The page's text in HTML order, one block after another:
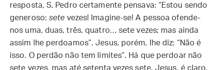
resposta, S. Pedro certamente pensava: “Estou sendo
generoso: sete vezes! Imagine-se! A pessoa ofende-
nos uma, duas, três, quatro… sete vezes; mas ainda
assim lhe perdoamos”. Jesus, porém, lhe diz: “Não é
isso. O perdão não tem limites”. Há que perdoar não
sete vezes, mas até setenta vezes sete. Jesus, é claro,